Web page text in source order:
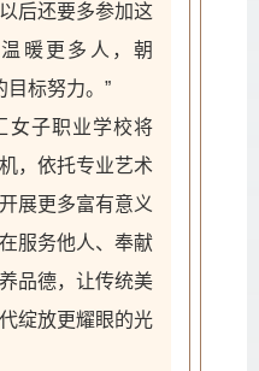
后还要多参加这
暖更多人，朝
目标努力。”
女子职业学校将
，依托专业艺术
展更多富有意义
服务他人、奉献
品德，让传统美
绽放更耀眼的光